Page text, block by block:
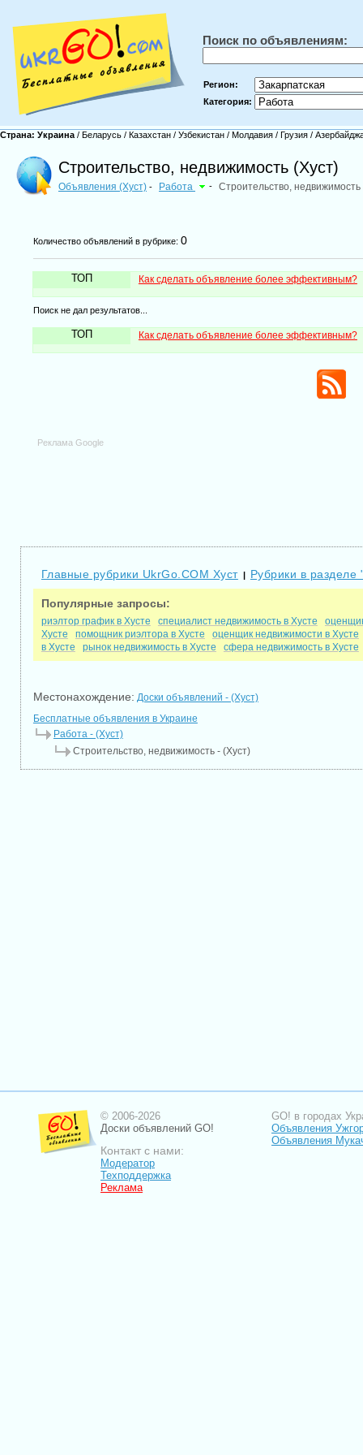
Поиск по объявлениям:
Регион:
Категория:
Страна: Украина / Беларусь / Казахстан / Узбекистан / Молдавия / Грузия /
Строительство, недвижимость (Хуст)
Объявления (Хуст) - Работа - Строительство, недвижимость
Количество объявлений в рубрике: 0
ТОП Как сделать объявление более эффективным?
Поиск не дал результатов...
ТОП Как сделать объявление более эффективным?
Реклама Google
Главные рубрики UkrGo.COM Хуст | Рубрики в разделе
Популярные запросы:
риэлтор график в Хусте специалист недвижимость в Хусте
Хусте
помощник риэлтора в Хусте
оценщик недвижимости в Хусте
в Хусте
рынок недвижимость в Хусте сфера недвижимость в Хусте
Местонахождение: Доски объявлений - (Хуст)
Бесплатные объявления в Украине
Работа - (Хуст)
Строительство, недвижимость - (Хуст)
© 2006-2026
Доски объявлений GO!
Контакт с нами:
Модератор
Техподдержка
Реклама
GO! в городах
Объявления
Объявления